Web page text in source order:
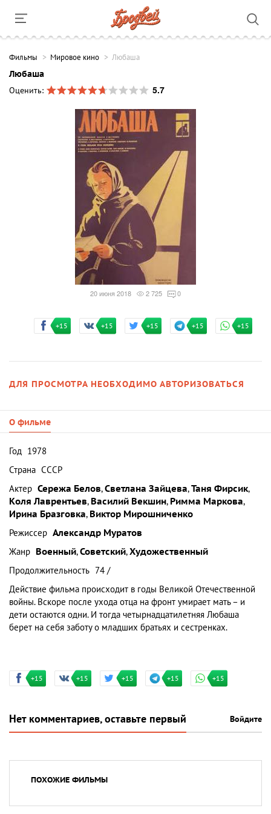
Фильмы Мировое кино Любаша
Любаша
Оценить:
5.7
20 июня 2018 2 725 0
+15 +15 +15 +15 +15
ДЛЯ ПРОСМОТРА НЕОБХОДИМО АВТОРИЗОВАТЬСЯ
О фильме
Год 1978
Страна СССР
Актер Сережа Белов,Светлана Зайцева,Таня Фирсик,
Коля Лаврентьев, Василий Векшин, Римма Маркова,
Ирина Бразговка, Виктор Мирошниченко
Режиссер Александр Муратов
Жанр Военный,Советский,Художественный
Продолжительность 74 /
Действие фильма происходит в годы Великой Отечественной
войны. Вскоре после ухода отца на фронт умирает мать – и
дети остаются одни. И тогда четырнадцатилетняя Любаша
берет на себя заботу о младших братьях и сестренках.
+15 +15 +15 +15 +15
Нет комментариев, оставьте первый Войдите
ПОХОЖИЕ ФИЛЬМЫ